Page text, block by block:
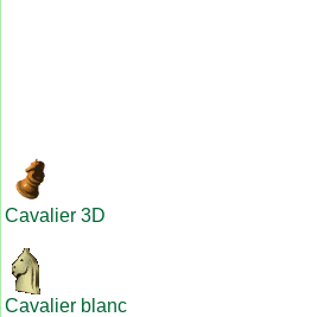
Cavalier 3D
Cavalier blanc